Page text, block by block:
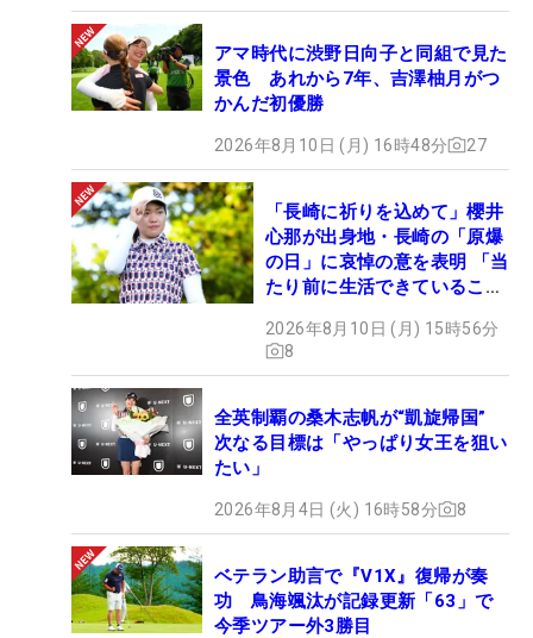
アマ時代に渋野日向子と同組で見た
景色 あれから7年、吉澤柚月がつ
かんだ初優勝
2026年8月10日 (月) 16時48分 27
「長崎に祈りを込めて」櫻井
心那が出身地・長崎の「原爆
の日」に哀悼の意を表明 「当
たり前に生活できていること
2026年8月10日 (月) 15時56分
8
全英制覇の桑木志帆が“凱旋帰国”
次なる目標は「やっぱり女王を狙い
たい」
2026年8月4日 (火) 16時58分 8
ベテラン助言で『V1X』復帰が奏
功 鳥海颯汰が記録更新「63」で
今季ツアー外3勝目